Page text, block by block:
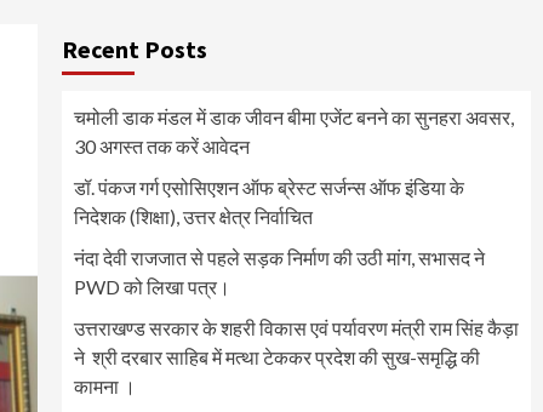
Recent Posts
चमोली डाक मंडल में डाक जीवन बीमा एजेंट बनने का सुनहरा अवसर,
30 अगस्त तक करें आवेदन
डॉ. पंकज गर्ग एसोसिएशन ऑफ ब्रेस्ट सर्जन्स ऑफ इंडिया के
निदेशक (शिक्षा), उत्तर क्षेत्र निर्वाचित
नंदा देवी राजजात से पहले सड़क निर्माण की उठी मांग, सभासद ने
PWD को लिखा पत्र।
उत्तराखण्ड सरकार के शहरी विकास एवं पर्यावरण मंत्री राम सिंह कैड़ा
ने श्री दरबार साहिब में मत्था टेककर प्रदेश की सुख-समृद्धि की
कामना ।